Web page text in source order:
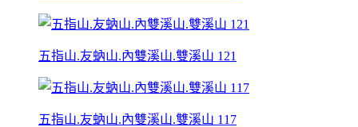
五指山.友蚋山.內雙溪山.雙溪山 121
五指山.友蚋山.內雙溪山.雙溪山 117